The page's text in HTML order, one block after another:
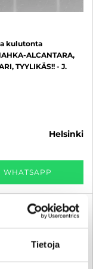
Tietoja
kulutonta
ALCANTARA,
TYYLIKÄS!! - J.
helsinki
WHATSAPP